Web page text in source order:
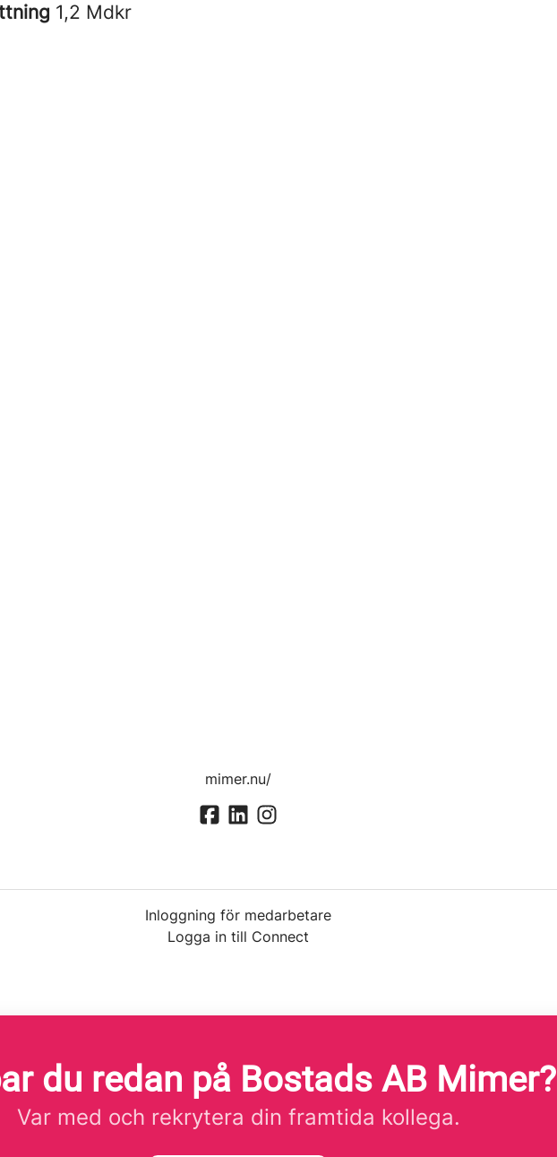
1,2 Mdkr
mimer.nu/
Inloggning för medarbetare
Logga in till Connect
du redan på Bostads AB Mimer?
Var med och rekrytera din framtida kollega.